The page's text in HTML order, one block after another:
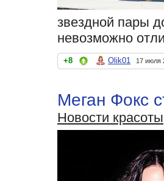
звездной пары
невозможно
+8 Olik01 17 июля
Меган Фокс
Новости красоты